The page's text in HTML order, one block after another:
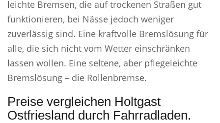
leichte Bremsen, die auf trockenen Straßen gut
funktionieren, bei Nässe jedoch weniger
zuverlässig sind. Eine kraftvolle Bremslösung für
alle, die sich nicht vom Wetter einschränken
lassen wollen. Eine seltene, aber pflegeleichte
Bremslösung – die Rollenbremse.
Preise vergleichen Holtgast
Ostfriesland durch Fahrradladen.